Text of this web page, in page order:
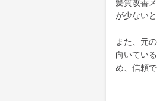
髪質改善
が少ない
また、元
向いてい
め、信頼